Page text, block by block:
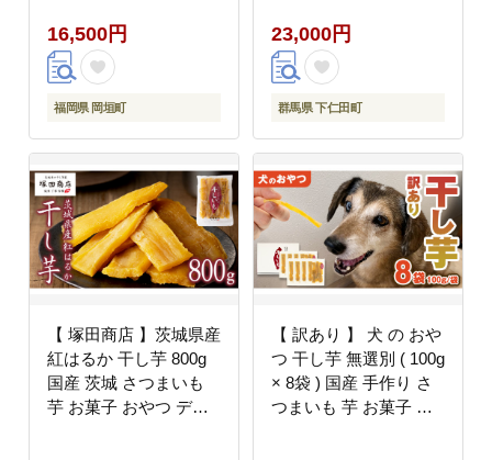
16,500円
福岡県 岡垣町
中華 冷凍餃子 おかず
おつまみ 惣菜 マツコの
知らない世界 F21K-489
23,000円
群馬県 下仁田町
【 塚田商店 】茨城県産
紅はるか 干し芋 800g
国産 茨城 さつまいも
芋 お菓子 おやつ デザ
【 訳あり 】 犬 の おや
つ 干し芋 無選別 ( 100g
× 8袋 ) 国産 手作り さ
つまいも 芋 お菓子 小